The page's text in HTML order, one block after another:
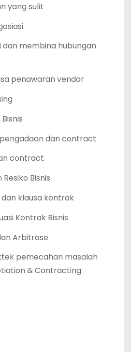
yang sulit
dan membina hubungan
penawaran vendor
dan contract
contract
Bisnis
klausa kontrak
Kontrak Bisnis
Arbitrase
pemecahan masalah
& Contracting